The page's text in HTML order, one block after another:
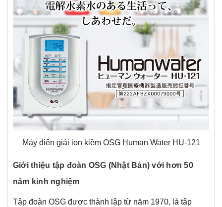
Máy điện giải ion kiềm OSG Human Water HU-121
Giới thiệu tập đoàn OSG (Nhật Bản) với hơn 50
năm kinh nghiệm
Tập đoàn OSG được thành lập từ năm 1970, là tập